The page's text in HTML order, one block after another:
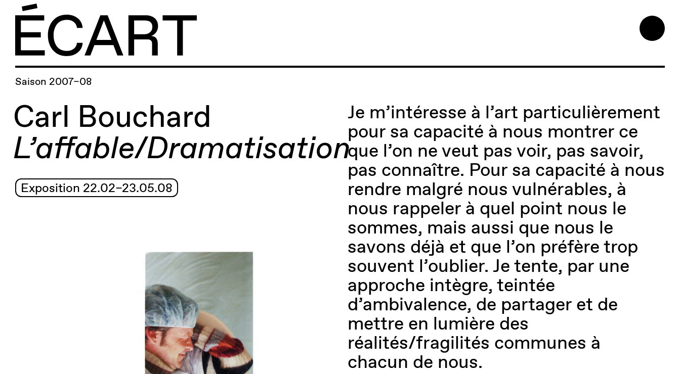
Saison 2007–08
Carl Bouchard
L’affable/Dramatisation
Exposition 22.02–23.05.08
Je m’intéresse à l’art particulièrement
pour sa capacité à nous montrer ce
que l’on ne veut pas voir, pas savoir,
pas connaître. Pour sa capacité à nous
rendre malgré nous vulnérables, à
nous rappeler à quel point nous le
sommes, mais aussi que nous le
savons déjà et que l’on préfère trop
souvent l’oublier. Je tente, par une
approche intègre, teintée
d’ambivalence, de partager et de
mettre en lumière des
réalités/fragilités communes à
chacun de nous.